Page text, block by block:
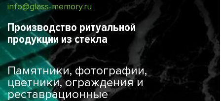
info@glass-memory.ru
Каталог
Калькулятор
Конструктор памятников
Наши работы
информация
Контакты
Производство ритуальной
продукции из стекла
Памятники, фотографии,
цветники, ограждения и
реставрационные